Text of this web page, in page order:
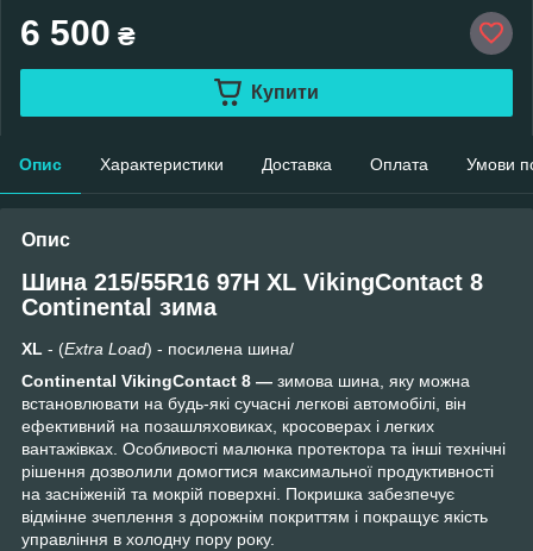
6 500 ₴
Купити
Опис Характеристики Доставка Оплата Умови
Опис
Шина 215/55R16 97H XL VikingContact 8
Continental зима
XL - (Extra Load) - посилена шина/
Continental VikingContact 8 — зимова шина, яку можна
встановлювати на будь-які сучасні легкові автомобілі, він
ефективний на позашляховиках, кросоверах і легких
вантажівках. Особливості малюнка протектора та інші технічні
рішення дозволили домогтися максимальної продуктивності
на засніженій та мокрій поверхні. Покришка забезпечує
відмінне зчеплення з дорожнім покриттям і покращує якість
управління в холодну пору року.